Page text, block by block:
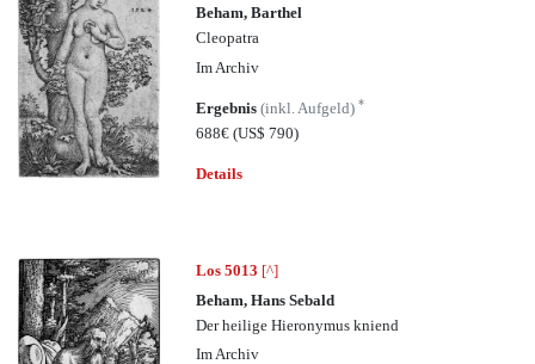
Beham, Barthel
Cleopatra
Im Archiv
Ergebnis(inkl. Aufgeld)*
688€(US$ 790)
Details
Los 5013 [^]
Beham, Hans Sebald
Der heilige Hieronymus kniend
Im Archiv